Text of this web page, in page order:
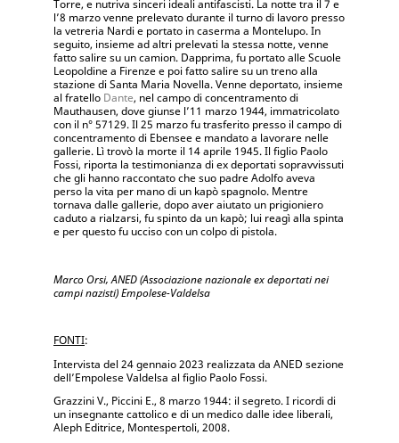
Torre, e nutriva sinceri ideali antifascisti. La notte tra il 7 e
l’8 marzo venne prelevato durante il turno di lavoro presso
la vetreria Nardi e portato in caserma a Montelupo. In
seguito, insieme ad altri prelevati la stessa notte, venne
fatto salire su un camion. Dapprima, fu portato alle Scuole
Leopoldine a Firenze e poi fatto salire su un treno alla
stazione di Santa Maria Novella. Venne deportato, insieme
al fratello Dante, nel campo di concentramento di
Mauthausen, dove giunse l’11 marzo 1944, immatricolato
con il n° 57129. Il 25 marzo fu trasferito presso il campo di
concentramento di Ebensee e mandato a lavorare nelle
gallerie. Lì trovò la morte il 14 aprile 1945. Il figlio Paolo
Fossi, riporta la testimonianza di ex deportati sopravvissuti
che gli hanno raccontato che suo padre Adolfo aveva
perso la vita per mano di un kapò spagnolo. Mentre
tornava dalle gallerie, dopo aver aiutato un prigioniero
caduto a rialzarsi, fu spinto da un kapò; lui reagì alla spinta
e per questo fu ucciso con un colpo di pistola.
Marco Orsi, ANED (Associazione nazionale ex deportati nei
campi nazisti) Empolese-Valdelsa
FONTI:
Intervista del 24 gennaio 2023 realizzata da ANED sezione
dell’Empolese Valdelsa al figlio Paolo Fossi.
Grazzini V., Piccini E., 8 marzo 1944: il segreto. I ricordi di
un insegnante cattolico e di un medico dalle idee liberali,
Aleph Editrice, Montespertoli, 2008.